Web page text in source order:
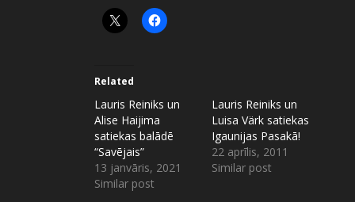
Related
Lauris Reiniks un
Alise Haijima
satiekas balādē
“Savējais”
13 janvāris, 2021
Similar post
Lauris Reiniks un
Luisa Värk satiekas
Igaunijas Pasakā!
22 aprīlis, 2011
Similar post